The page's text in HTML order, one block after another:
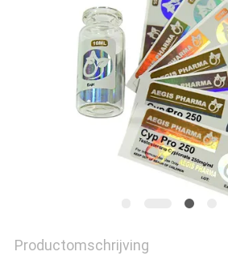
Productomschrijving